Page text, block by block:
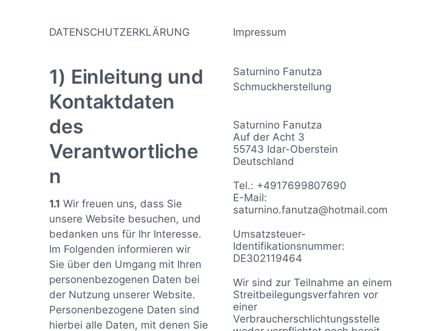
DATENSCHUTZERKLÄRUNG
1) Einleitung und
Kontaktdaten
des
Verantwortliche
n
1.1 Wir freuen uns, dass Sie
unsere Website besuchen, und
bedanken uns für Ihr Interesse.
Im Folgenden informieren wir
Sie über den Umgang mit Ihren
personenbezogenen Daten bei
der Nutzung unserer Website.
Personenbezogene Daten sind
hierbei alle Daten, mit denen Sie
Impressum
Saturnino Fanutza
Schmuckherstellung
Saturnino Fanutza
Auf der Acht 3
55743 Idar-Oberstein
Deutschland
Tel.: +4917699807690
E-Mail:
saturnino.fanutza@hotmail.com
Umsatzsteuer-
Identifikationsnummer:
DE302119464
Wir sind zur Teilnahme an einem
Streitbeilegungsverfahren vor
einer
Verbraucherschlichtungsstelle